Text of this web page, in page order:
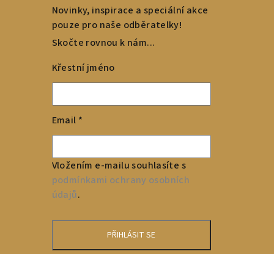
Novinky, inspirace a speciální akce
pouze pro naše odběratelky!
Skočte rovnou k nám...
Křestní jméno
Email *
Vložením e-mailu souhlasíte s
podmínkami ochrany osobních
údajů.